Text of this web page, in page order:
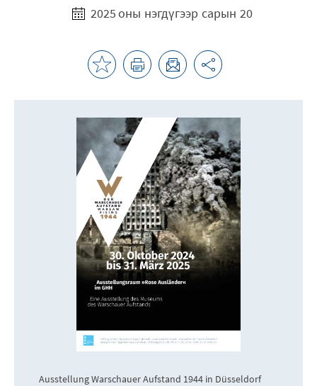
2025 оны нэгдүгээр сарын 20
Ausstellung Warschauer Aufstand 1944 in Düsseldorf